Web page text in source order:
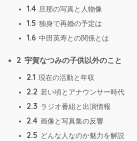
1.4 旦那の写真と人物像
1.5 独身で再婚の予定は
1.6 中田英寿との関係とは
2 宇賀なつみの子供以外のこと
2.1 現在の活動と年収
2.2 若い頃とアナウンサー時代
2.3 ラジオ番組と出演情報
2.4 画像と写真集の反響
2.5 どんな人なのか魅力を解説